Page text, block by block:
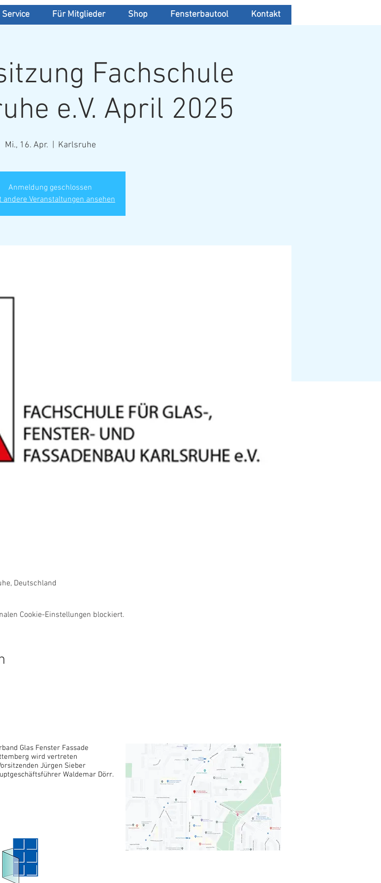
Fachschule
e.V. April 2025
Mi., 16. Apr. Karlsruhe
Anmeldung geschlossen
andere Veranstaltungen ansehen
Deutschland
Cookie-Einstellungen blockiert.
Service Für Mitglieder Shop Fensterbautool Kontakt
Glas Fenster Fassade
wird vertreten
Jürgen Sieber
Waldemar Dörr.